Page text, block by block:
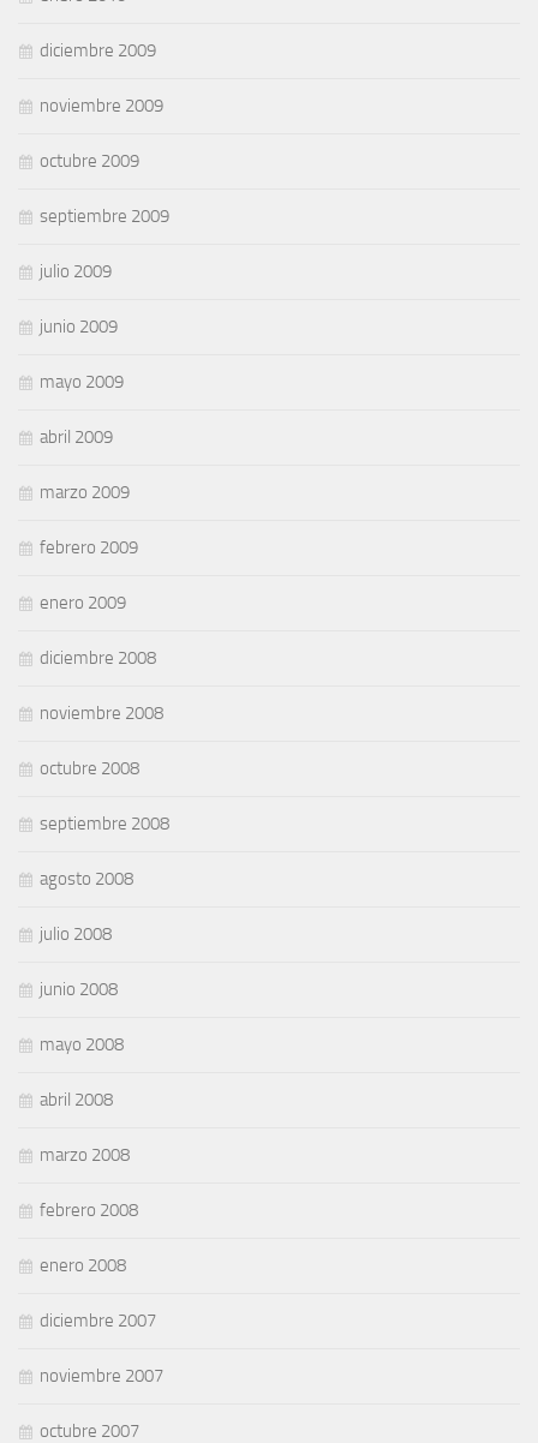
diciembre 2009
noviembre 2009
octubre 2009
septiembre 2009
julio 2009
junio 2009
mayo 2009
abril 2009
marzo 2009
febrero 2009
enero 2009
diciembre 2008
noviembre 2008
octubre 2008
septiembre 2008
agosto 2008
julio 2008
junio 2008
mayo 2008
abril 2008
marzo 2008
febrero 2008
enero 2008
diciembre 2007
noviembre 2007
octubre 2007